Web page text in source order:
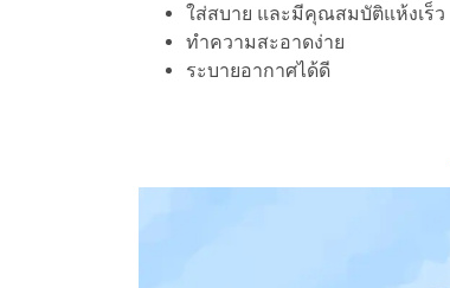
ใส่สบาย และมีคุณสมบัติแห้งเร็ว
ทำความสะอาดง่าย
ระบายอากาศได้ดี